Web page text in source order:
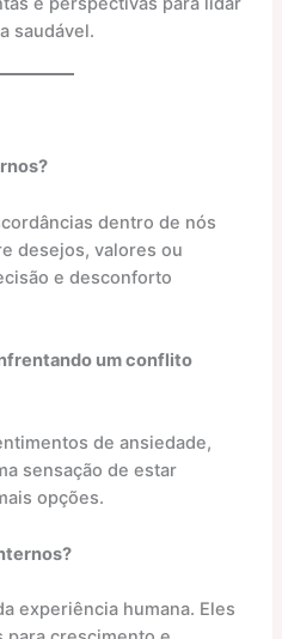
saudável.​
dentro de nós
desejos, valores ou
e desconforto
um conflito
de ansiedade,
sensação de estar
opções.​
experiência humana. Eles